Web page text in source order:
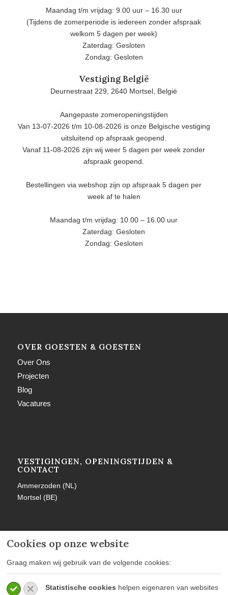
Cookies op onze website
Graag maken wij gebruik van de volgende cookies:
Statistische cookies helpen eigenaren van websites
Maandag t/m vrijdag: 9.00 uur – 16.30 uur
(Tijdens de zomerperiode is iedereen zonder afspraak
welkom 5 dagen per week)
Zaterdag: Gesloten
Zondag: Gesloten
Vestiging België
Deurnestraat 229, 2640 Mortsel, België
Aangepaste zomeropeningstijden
Van 13-07-2026 t/m 10-08-2026 is onze Belgische vestiging
uitsluitend op afspraak geopend.
Vanaf 11-08-2026 zijn wij weer 5 dagen per week zonder
afspraak geopend.
Bestellingen via webshop zijn op afspraak 5 dagen per
week af te halen
Maandag t/m vrijdag: 10.00 – 16.00 uur
Zaterdag: Gesloten
Zondag: Gesloten
OVER GOESTEN & GOESTEN
Over Ons
Projecten
Blog
Vacatures
VESTIGINGEN, OPENINGSTIJDEN &
CONTACT
Ammerzoden (NL)
Mortsel (BE)
MEER INFORMATIE
Privacy policy
Algemene voorwaarden